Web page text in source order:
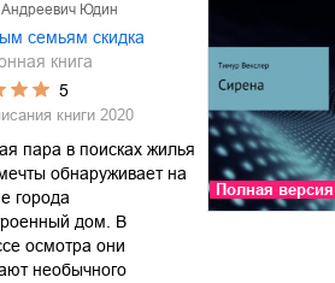
Юдин
семьям скидка
книга
5
книги 2020
пара в поисках жилья
обнаруживает на
города
дом. В
осмотра они
необычного
Полная версия